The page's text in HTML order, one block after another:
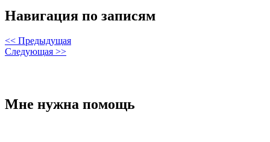
Навигация по записям
<< Предыдущая
Следующая >>
Мне нужна помощь